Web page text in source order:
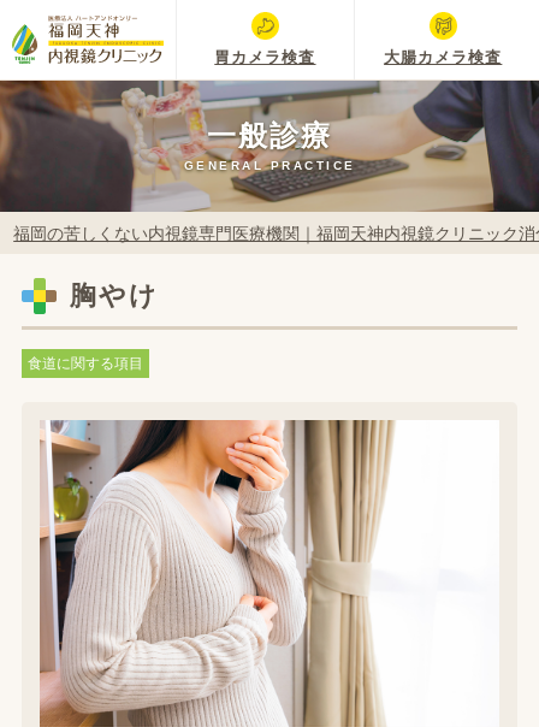
胃カメラ検査 大腸カメラ検査
一般診療
GENERAL PRACTICE
福岡の苦しくない内視鏡専門医療機関｜福岡天神内視鏡クリニック
胸やけ
食道に関する項目